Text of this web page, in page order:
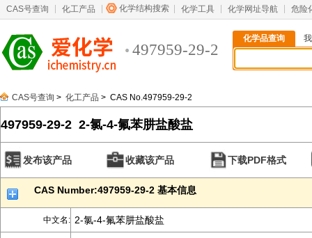
CAS号查询 化工产品 化学结构搜索 化学工具 化学网址导航 危险
497959-29-2
化学品查询
CAS号查询 > 化工产品 > CAS No.497959-29-2
497959-29-2 2-氯-4-氟苯肼盐酸盐
发布该产品 收藏该产品 下载PDF格式
CAS Number:497959-29-2 基本信息
中文名: 2-氯-4-氟苯肼盐酸盐